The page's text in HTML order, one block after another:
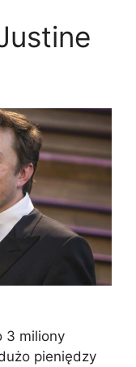
3 miliony
pieniędzy